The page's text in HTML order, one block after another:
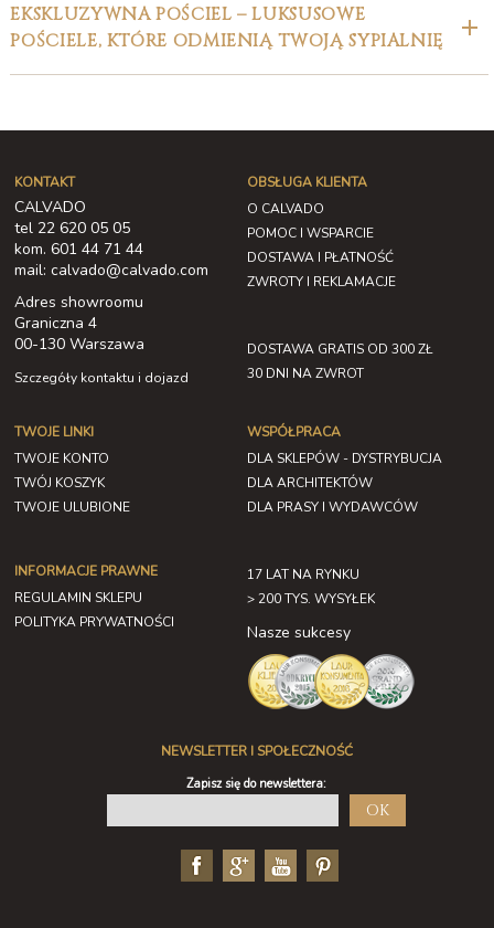
EKSKLUZYWNA POŚCIEL – LUKSUSOWE
POŚCIELE, KTÓRE ODMIENIĄ TWOJĄ SYPIALNIĘ
KONTAKT
CALVADO
tel 22 620 05 05
kom. 601 44 71 44
mail: calvado@calvado.com
Adres showroomu
Graniczna 4
00-130 Warszawa
Szczegóły kontaktu i dojazd
OBSŁUGA KLIENTA
O CALVADO
POMOC I WSPARCIE
DOSTAWA I PŁATNOŚĆ
ZWROTY I REKLAMACJE
DOSTAWA GRATIS OD 300 ZŁ
30 DNI NA ZWROT
TWOJE LINKI
TWOJE KONTO
TWÓJ KOSZYK
TWOJE ULUBIONE
INFORMACJE PRAWNE
REGULAMIN SKLEPU
POLITYKA PRYWATNOŚCI
WSPÓŁPRACA
DLA SKLEPÓW - DYSTRYBUCJA
DLA ARCHITEKTÓW
DLA PRASY I WYDAWCÓW
17 LAT NA RYNKU
> 200 TYS. WYSYŁEK
Nasze sukcesy
NEWSLETTER I SPOŁECZNOŚĆ
Zapisz się do newslettera:
OK